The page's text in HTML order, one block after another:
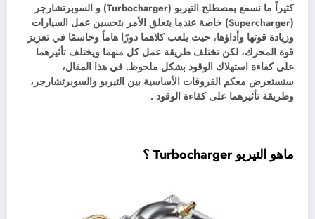
كثيراً ما نسمع بمصطلح التيربو (Turbocharger) و السوبرتشارجر
(Supercharger) خاصة عندما يتعلق الأمر بتحسين عمل السيارات
وزيادة قوتها وأداؤها، حيث يلعب كلاهما دورًا هاماً وحاسمًا في تعزيز
قوة المحرك، لكن تختلف طريقة عمل كل منهما ويختلف تأثيرهما
على كفاءة استهلاك الوقود بشكل ملحوظ. في هذا المقال،
سنستعرض معكم الفروقات الأساسية بين التيربو والسوبرتشارجر،
وطريقة تأثيرهما على كفاءة الوقود .
ماهو التيربو Turbocharger ؟